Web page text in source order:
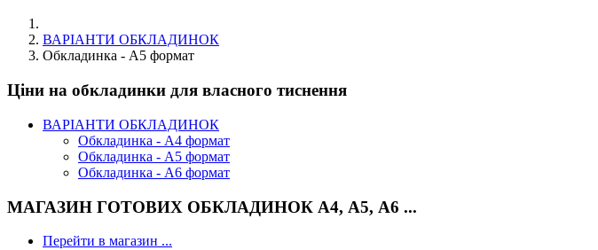
ВАРІАНТИ ОБКЛАДИНОК
Обкладинка - А5 формат
Ціни на обкладинки для власного тиснення
ВАРІАНТИ ОБКЛАДИНОК
Обкладинка - А4 формат
Обкладинка - А5 формат
Обкладинка - А6 формат
МАГАЗИН ГОТОВИХ ОБКЛАДИНОК А4, А5, А6 ...
Перейти в магазин ...